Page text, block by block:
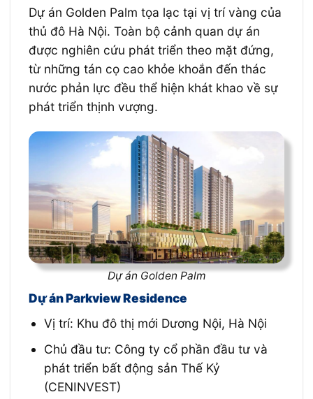
Dự án Golden Palm tọa lạc tại vị trí vàng của
thủ đô Hà Nội. Toàn bộ cảnh quan dự án
được nghiên cứu phát triển theo mặt đứng,
từ những tán cọ cao khỏe khoắn đến thác
nước phản lực đều thể hiện khát khao về sự
phát triển thịnh vượng.
Dự án Golden Palm
Dự án Parkview Residence
Vị trí: Khu đô thị mới Dương Nội, Hà Nội
Chủ đầu tư: Công ty cổ phần đầu tư và
phát triển bất động sản Thế Kỷ
(CENINVEST)